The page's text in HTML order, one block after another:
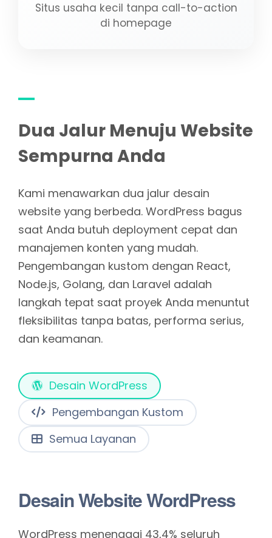
Situs usaha kecil tanpa call-to-action
di homepage
Dua Jalur Menuju Website
Sempurna Anda
Kami menawarkan dua jalur desain
website yang berbeda. WordPress bagus
saat Anda butuh deployment cepat dan
manajemen konten yang mudah.
Pengembangan kustom dengan React,
Node.js, Golang, dan Laravel adalah
langkah tepat saat proyek Anda menuntut
fleksibilitas tanpa batas, performa serius,
dan keamanan.
Desain WordPress
Pengembangan Kustom
Semua Layanan
Desain Website WordPress
WordPress menenagai 43,4% seluruh